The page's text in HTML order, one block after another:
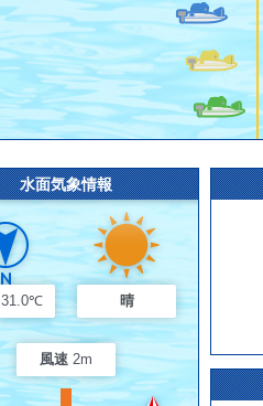
水面気象情報
31.0℃ 晴
風速 2m